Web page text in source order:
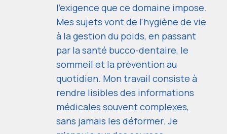
l'exigence que ce domaine impose.
Mes sujets vont de l'hygiène de vie
à la gestion du poids, en passant
par la santé bucco-dentaire, le
sommeil et la prévention au
quotidien. Mon travail consiste à
rendre lisibles des informations
médicales souvent complexes,
sans jamais les déformer. Je